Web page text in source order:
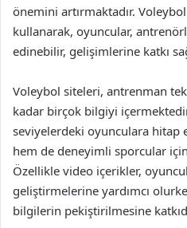
önemini artırmaktadır.
kullanarak, oyuncular,
edinebilir, gelişimlerine katkı
Voleybol siteleri, antrenman
kadar birçok bilgiyi
seviyelerdeki oyunculara hitap
hem de deneyimli sporcular
Özellikle video içerikler,
geliştirmelerine yardımcı
bilgilerin pekiştirilmesine